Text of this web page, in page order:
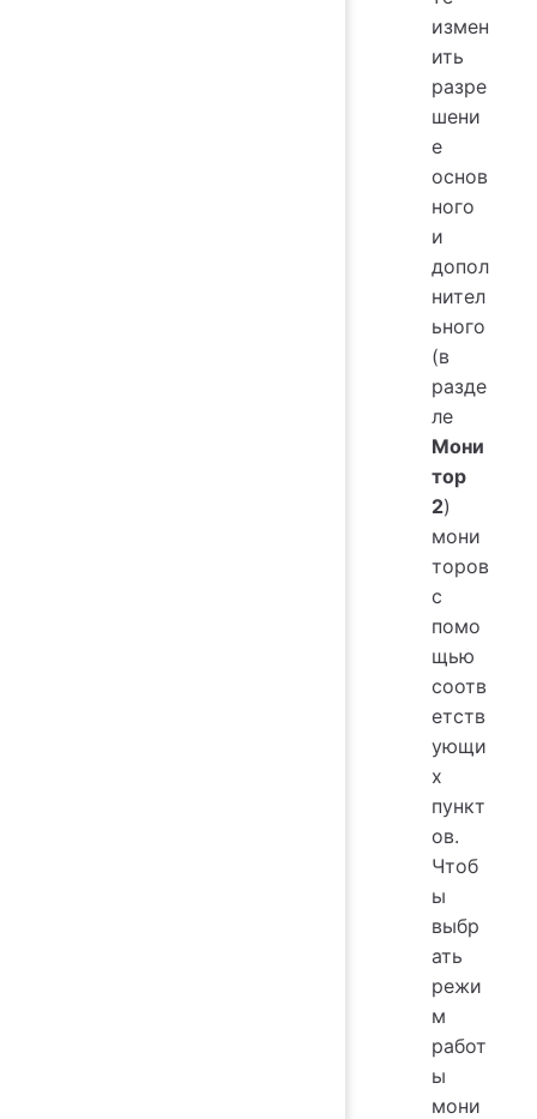
измен
ить
разре
шени
е
основ
ного
и
допол
нител
ьного
(в
разде
ле
Мони
тор
2)
мони
торов
с
помо
щью
соотв
етств
ующи
х
пункт
ов.
Чтоб
ы
выбр
ать
режи
м
работ
ы
мони